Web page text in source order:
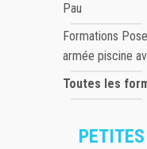
Pau
Formations
armée piscine
Toutes les